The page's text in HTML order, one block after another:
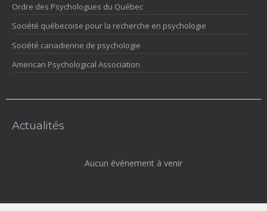
Ordre des Psychologues du Québec
Société québecoise pour la recherche en psychologie
Société canadienne de psychologie
American Psychological Association
Actualités
Aucun événement à venir